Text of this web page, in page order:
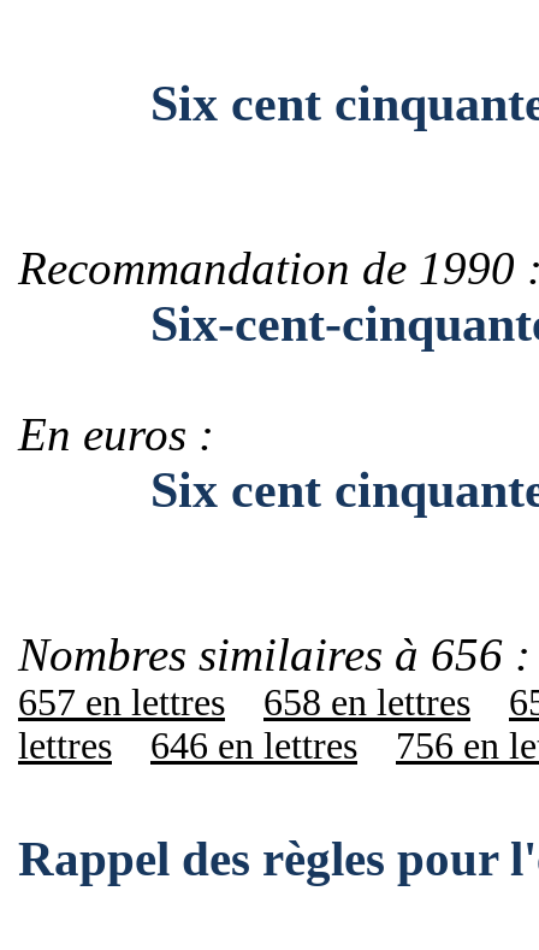
Six cent
Recommandation de 1990
Six-cent-
En euros :
Six cent
Nombres similaires à 656 :
657 en lettres 658 en lettres
lettres
646 en lettres 756 en
Rappel des règles pour